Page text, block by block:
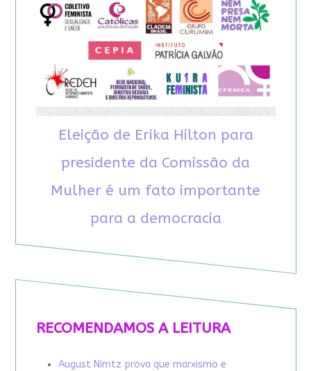
Eleição de Erika Hilton para
presidente da Comissão da
Mulher é um fato importante
para a democracia
RECOMENDAMOS A LEITURA
August Nimtz prova que marxismo e